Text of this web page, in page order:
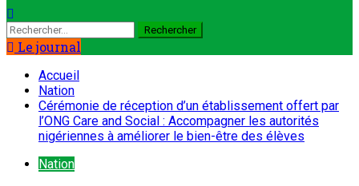
Le journal
Accueil
Nation
Cérémonie de réception d’un établissement offert par
l’ONG Care and Social : Accompagner les autorités
nigériennes à améliorer le bien-être des élèves
Nation